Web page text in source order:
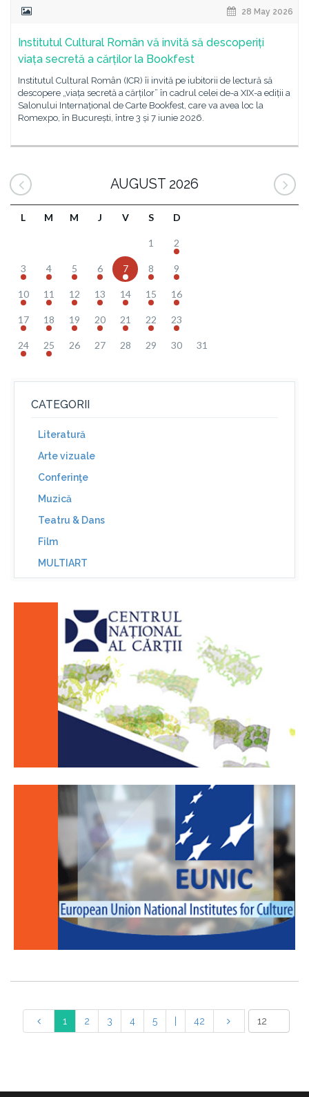
28 May 2026
Institutul Cultural Român vă invită să descoperiți
viața secretă a cărților la Bookfest
Institutul Cultural Român (ICR) îi invită pe iubitorii de lectură să
descopere „viața secretă a cărților” în cadrul celei de-a XIX-a ediții a
Salonului Internațional de Carte Bookfest, care va avea loc la
Romexpo, în București, între 3 și 7 iunie 2026.
AUGUST 2026
L M M J V S D
1 2
3 4 5 6 7 8 9
10 11 12 13 14 15 16
17 18 19 20 21 22 23
24 25 26 27 28 29 30 31
CATEGORII
Literatură
Arte vizuale
Conferinţe
Muzică
Teatru & Dans
Film
MULTIART
1 2 3 4 5 42